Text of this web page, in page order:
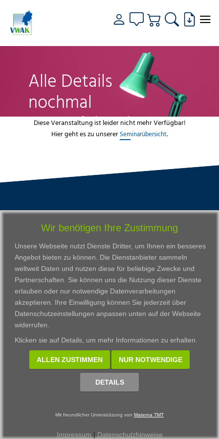
Alle Details
nochmal
genau fokussiert
Diese Veranstaltung ist leider nicht mehr Verfügbar!
Hier geht es zu unserer Seminarübersicht.
VWAK
Karriere
Kontakt
Download
Impressum
Datenschutzerklärung
Standorte
Darmstadt
Frankfurt am Main
Gießen
Kassel
Wiesbaden
Fortbildungszentrum
Bildungsangebot
Ausbildung
Zertifikatslehrgänge
Fortbildung
© 2002 - 2026 Materna TMT GmbH, powered by CARUSO
Wir benötigen Ihre Zustimmung
Unsere Webseite nutzt Dienste Dritter, um Ihnen ein besseres
Angebot bieten zu können. Die Dienstanbieter sammeln
weltweit Daten und nutzen diese für beliebige Zwecke und
Partnerschaften. Sie können uns die Nutzung dieser Dienste
erlauben oder nur notwendige Datenverarbeitungen
akzeptieren. Ihre Einwilligung können Sie jederzeit über
Datenschutzeinstellungen anpassen unten auf der Webseite
widerrufen.
Klicken sie auf Details, um mehr Informationen zu erhalten.
ALLEN ZUSTIMMEN NUR NOTWENDIGE
DETAILS
Mit freundlicher Unterstützung von Materna TMT
Impressum | Datenschutzhinweise